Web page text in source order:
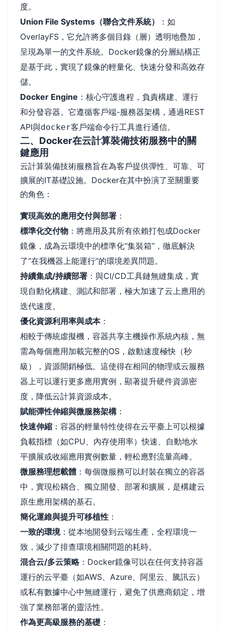
度。
Union File Systems（聯合文件系統）
：如
OverlayFS，它允許將多個目錄（層）透明地疊加，
呈現為單一的文件系統。Docker鏡像的分層結構正
是基于此，實現了鏡像的輕量化、快速分發和高效存
儲。
Docker Engine ：核心守護進程，負責構建、運行
和分發容器。它遵循客戶端-服務器架構，通過REST
API與docker客戶端命令行工具進行通信。
二、Docker在云計算裝備技術服務中的關
鍵應用
云計算裝備技術服務旨在為客戶提供彈性、可靠、可
擴展的IT基礎設施。Docker在其中扮演了至關重要
的角色：
實現高效的應用交付與部署 ：
標準化交付物 ：將應用及其所有依賴打包成Docker
鏡像，成為云環境中的標準化“集裝箱”，徹底解決
了“在我機器上能運行”的環境差異問題。
持續集成/持續部署 ：與CI/CD工具鏈無縫集成，實
現自動化構建、測試和部署，極大加速了云上應用的
迭代速度。
優化資源利用率與成本：
相較于傳統虛擬機，容器共享主機操作系統內核，無
需為每個應用加載完整的OS，啟動速度極快（秒
級），資源開銷極低。這使得在相同的物理或云服務
器上可以運行更多應用實例，顯著提升硬件資源密
度，降低云計算資源成本。
賦能彈性伸縮與微服務架構 ：
快速伸縮 ：容器的輕量特性使得在云平臺上可以根據
負載指標（如CPU、內存使用率）快速、自動地水
平擴展或收縮應用實例數量，輕松應對流量高峰。
微服務理想載體 ：每個微服務可以封裝在獨立的容器
中，實現松耦合、獨立開發、部署和擴展，是構建云
原生應用架構的基石。
簡化運維與提升可移植性 ：
一致的環境：從本地開發到云端生產，全程環境一
致，減少了排查環境相關問題的耗時。
混合云/多云策略：Docker鏡像可以在任何支持容器
運行的云平臺（如AWS、Azure、阿里云、騰訊云）
或私有數據中心中無縫運行，避免了供應商鎖定，增
強了業務部署的靈活性。
作為更高級服務的基礎 ：